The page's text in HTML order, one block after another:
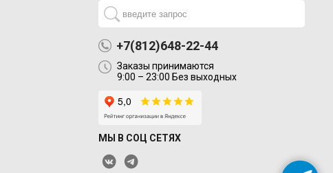
+7(812)648-22-44
Заказы принимаются
9:00 – 23:00 Без выходных
МЫ В СОЦ СЕТЯХ